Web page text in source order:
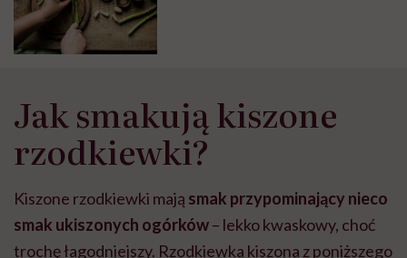
Jak smakują kiszone
rzodkiewki?
Kiszone rzodkiewki mają smak przypominający nieco
smak ukiszonych ogórków– lekko kwaskowy, choć
trochę łagodniejszy. Rzodkiewka kiszona z poniższego